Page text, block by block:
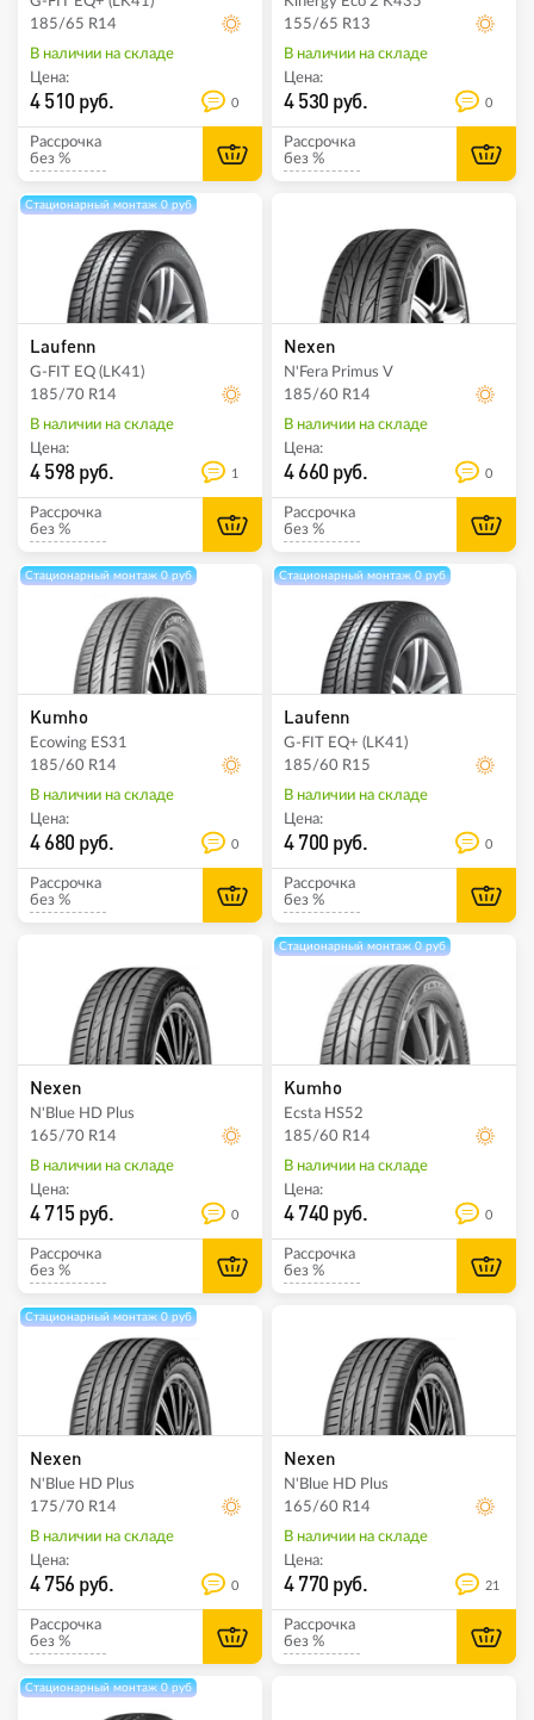
185/65 R14
В наличии на складе
Цена:
4 510 руб. 0
Рассрочка
без %
155/65 R13
В наличии на складе
Цена:
4 530 руб. 0
Рассрочка
без %
Стационарный монтаж 0 руб
Laufenn
G-FIT EQ (LK41)
185/70 R14
В наличии на складе
Цена:
4 598 руб. 1
Рассрочка
без %
Nexen
N'Fera Primus V
185/60 R14
В наличии на складе
Цена:
4 660 руб. 0
Рассрочка
без %
Стационарный монтаж 0 руб
Kumho
Ecowing ES31
185/60 R14
В наличии на складе
Цена:
4 680 руб. 0
Рассрочка
без %
Стационарный монтаж 0 руб
Laufenn
G-FIT EQ+ (LK41)
185/60 R15
В наличии на складе
Цена:
4 700 руб. 0
Рассрочка
без %
Nexen
N'Blue HD Plus
165/70 R14
В наличии на складе
Цена:
4 715 руб. 0
Рассрочка
без %
Стационарный монтаж 0 руб
Kumho
Ecsta HS52
185/60 R14
В наличии на складе
Цена:
4 740 руб. 0
Рассрочка
без %
Стационарный монтаж 0 руб
Nexen
N'Blue HD Plus
175/70 R14
В наличии на складе
Цена:
4 756 руб. 0
Рассрочка
без %
Nexen
N'Blue HD Plus
165/60 R14
В наличии на складе
Цена:
4 770 руб. 21
Рассрочка
без %
Стационарный монтаж 0 руб